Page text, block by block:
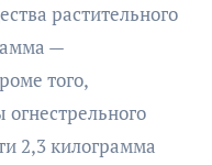
растительного
—
того,
2,3 килограмма